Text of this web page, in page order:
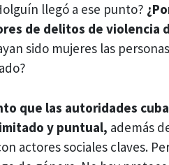
llegó a ese punto?
de delitos de violencia
sido mujeres las
que las autoridades
y puntual, además
actores sociales claves.